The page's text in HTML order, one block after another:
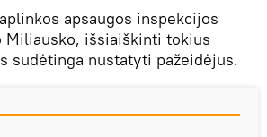
apsaugos inspekcijos
išsiaiškinti tokius
sudėtinga nustatyti pažeidėjus.